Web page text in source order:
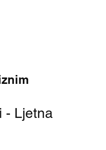
- Ljetna